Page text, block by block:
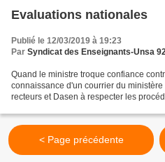
Evaluations nationales
Publié le 12/03/2019 à 19:23
Par Syndicat des Enseignants-Unsa
Quand le ministre troque confiance
connaissance d'un courrier du
recteurs et Dasen à respecter les
< Page précédente